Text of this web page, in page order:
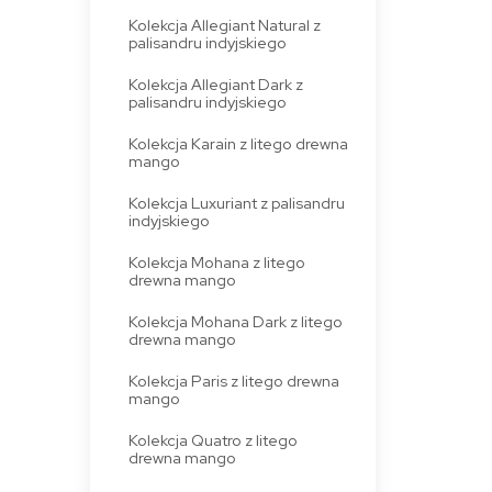
Kolekcja Allegiant Natural z
palisandru indyjskiego
Kolekcja Allegiant Dark z
palisandru indyjskiego
Kolekcja Karain z litego drewna
mango
Kolekcja Luxuriant z palisandru
indyjskiego
Kolekcja Mohana z litego
drewna mango
Kolekcja Mohana Dark z litego
drewna mango
Kolekcja Paris z litego drewna
mango
Kolekcja Quatro z litego
drewna mango